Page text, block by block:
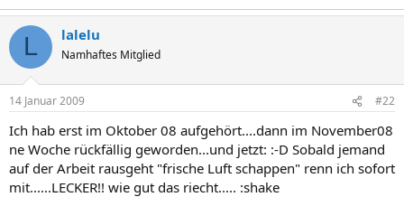
L lalelu
Namhaftes Mitglied
14 Januar 2009 #22
Ich hab erst im Oktober 08 aufgehört....dann im November08
ne Woche rückfällig geworden...und jetzt: :-D Sobald jemand
auf der Arbeit rausgeht "frische Luft schappen" renn ich sofort
mit......LECKER!! wie gut das riecht..... :shake